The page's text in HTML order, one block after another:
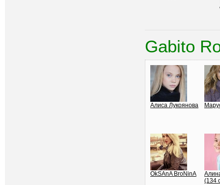
Gabito
Алиса Лукоянова
OkSAnA BroNinA
(134